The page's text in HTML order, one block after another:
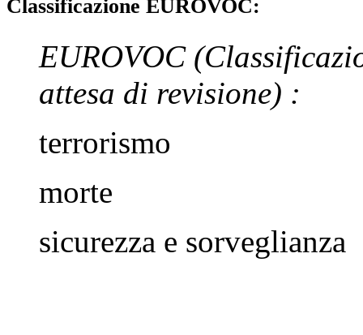
Classificazione EUROVOC:
EUROVOC
attesa di revisione) :
terrorismo
morte
sicurezza e sorveglianza